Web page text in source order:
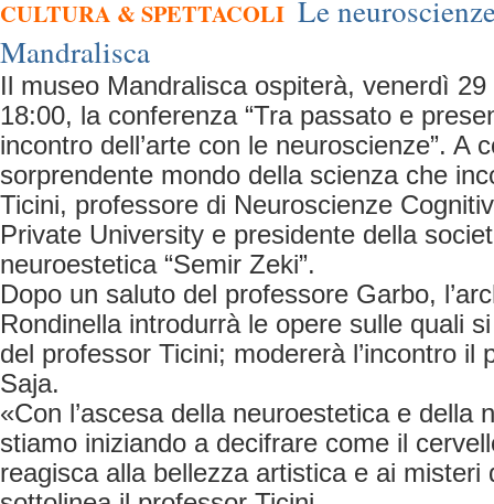
CULTURA & SPETTACOLI Le
Mandralisca
Il museo Mandralisca ospiterà, venerdì
18:00, la conferenza “Tra passato e
incontro dell’arte con le neuroscienze”. A
sorprendente mondo della scienza che
Ticini, professore di Neuroscienze
Private University e presidente della
neuroestetica “Semir Zeki”.
Dopo un saluto del professore Garbo,
Rondinella introdurrà le opere sulle quali
del professor Ticini; modererà l’incontro il
Saja.
«Con l’ascesa della neuroestetica e della
stiamo iniziando a decifrare come il
reagisca alla bellezza artistica e ai misteri